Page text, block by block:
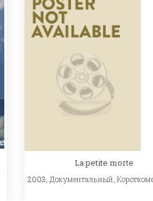
La petite morte
2003, Документальный ,